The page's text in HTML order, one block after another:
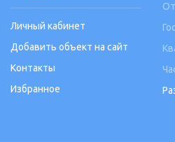
Личный кабинет
Добавить объект на сайт
Контакты
Избранное